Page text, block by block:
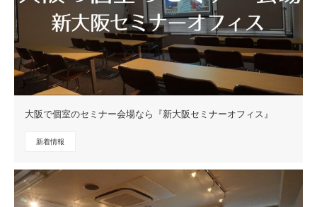
大阪で個室のセミナー会場なら『新大阪セミナーオフィス』
新着情報